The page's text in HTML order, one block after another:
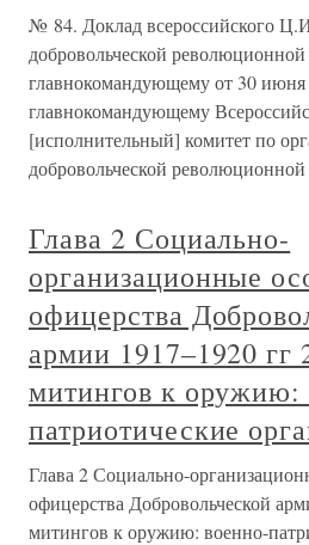
№ 84. Доклад всероссийского
добровольческой
главнокомандующему от 30
главнокомандующему
[исполнительный] комитет по
добровольческой
Глава 2 Социально-
организационные
офицерства
армии 1917–1920 гг
митингов к оружию:
патриотические
Глава 2 Социально-
офицерства Добровольческой
митингов к оружию: военно-